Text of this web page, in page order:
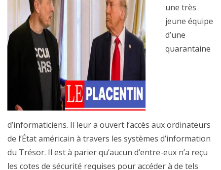
une très
jeune équipe
d’une
quarantaine
d’informaticiens. Il leur a ouvert l’accès aux ordinateurs
de l’État américain à travers les systèmes d’information
du Trésor. Il est à parier qu’aucun d’entre-eux n’a reçu
les cotes de sécurité requises pour accéder à de tels